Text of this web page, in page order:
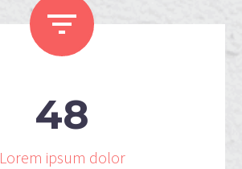


48
Lorem ipsum dolor